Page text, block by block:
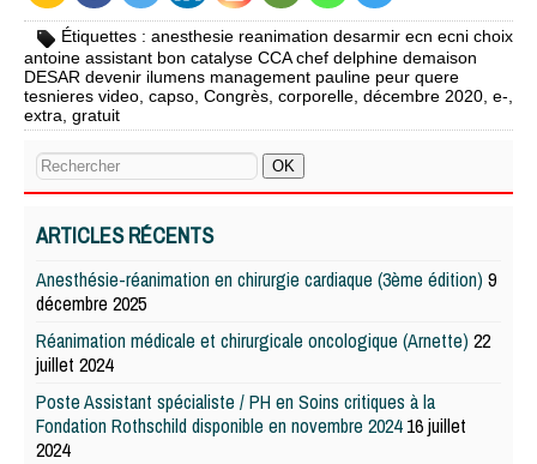
Étiquettes : anesthesie reanimation desarmir ecn ecni choix
antoine assistant bon catalyse CCA chef delphine demaison
DESAR devenir ilumens management pauline peur quere
tesnieres video capso Congrès corporelle décembre 2020 e-
extra gratuit
ARTICLES RÉCENTS
Anesthésie-réanimation en chirurgie cardiaque (3ème édition) 9
décembre 2025
Réanimation médicale et chirurgicale oncologique (Arnette) 22
juillet 2024
Poste Assistant spécialiste / PH en Soins critiques à la
Fondation Rothschild disponible en novembre 2024 16 juillet
2024